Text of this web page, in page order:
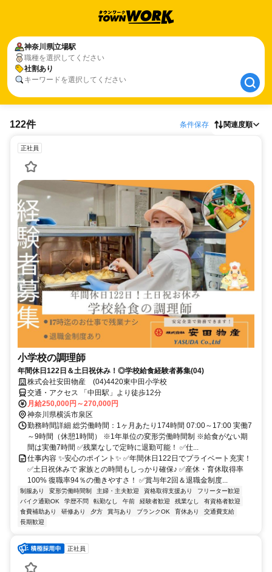
神奈川県立場駅
職種を選択してください
社割あり
キーワードを選択してください
神奈川県立場駅
社割あり
122件 条件保存 関連度順
正社員
小学校の調理師
年間休日122日＆土日祝休み！◎学校給食経験者募集(04)
株式会社安田物産 (04)4420東中田小学校
交通・アクセス 「中田駅」より徒歩12分
月給250,000円～270,000円
神奈川県横浜市泉区
勤務時間詳細 総労働時間：1ヶ月あたり174時間 07:00～17:00 実働7
～9時間（休憩1時間） ※1年単位の変形労働時間制 ※給食がない期
間は実働7時間 ✅残業なしで定時に退勤可能！ ✅仕...
仕事内容 ✨安心のポイント✨ ✅年間休日122日でプライベート充実！
✅土日祝休みで 家族との時間もしっかり確保♪ ✅産休・育休取得率
100% 復職率94％の働きやすさ！ ✅賞与年2回＆退職金制度...
制服あり 変形労働時間制 主婦・主夫歓迎 資格取得支援あり
フリーター歓迎
バイク通勤OK
学歴不問 転勤なし 午前 経験者歓迎 残業なし
有資格者歓迎
食費補助あり
研修あり 夕方 賞与あり ブランクOK 育休あり
交通費支給
長期歓迎
正社員